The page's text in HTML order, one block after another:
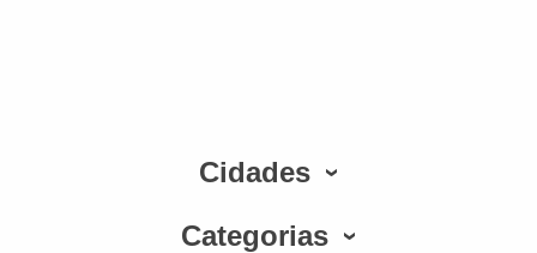
Cidades
Categorias